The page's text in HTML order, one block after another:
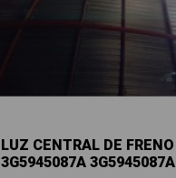
LUZ CENTRAL DE FRENO
3G5945087A 3G5945087A